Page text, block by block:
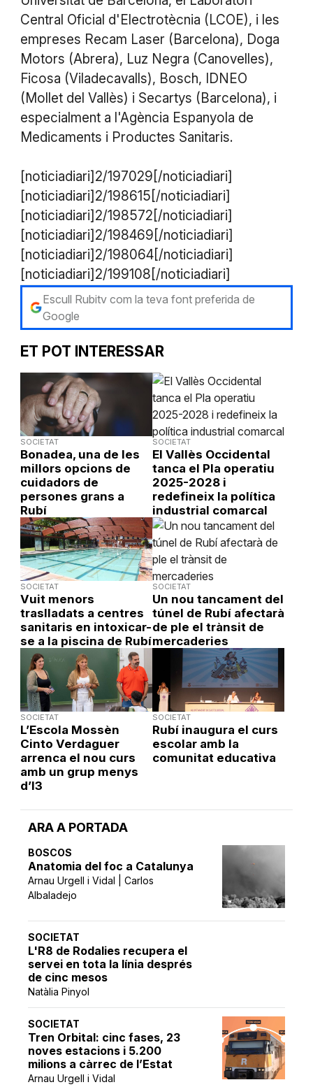
ARA A PORTADA
BOSCOS
Anatomia del foc a Catalunya
Arnau Urgell i Vidal | Carlos
Albaladejo
SOCIETAT
L'R8 de Rodalies recupera el
servei en tota la línia després
de cinc mesos
Natàlia Pinyol
SOCIETAT
Tren Orbital: cinc fases, 23
noves estacions i 5.200
milions a càrrec de l’Estat
Arnau Urgell i Vidal
Central Oficial d'Electrotècnia (LCOE), i les
empreses Recam Laser (Barcelona), Doga
Motors (Abrera), Luz Negra (Canovelles),
Ficosa (Viladecavalls), Bosch, IDNEO
(Mollet del Vallès) i Secartys (Barcelona), i
especialment a l'Agència Espanyola de
Medicaments i Productes Sanitaris.
[noticiadiari]2/197029[/noticiadiari]
[noticiadiari]2/198615[/noticiadiari]
[noticiadiari]2/198572[/noticiadiari]
[noticiadiari]2/198469[/noticiadiari]
[noticiadiari]2/198064[/noticiadiari]
[noticiadiari]2/199108[/noticiadiari]
Escull Rubitv com la teva font preferida de
Google
ET POT INTERESSAR
SOCIETAT
Bonadea, una de les
millors opcions de
cuidadors de
persones grans a
Rubí
SOCIETAT
El Vallès Occidental
tanca el Pla operatiu
2025-2028 i
redefineix la política
industrial comarcal
SOCIETAT
Vuit menors
traslladats a centres
sanitaris en intoxicar-
se a la piscina de Rubí
SOCIETAT
Un nou tancament del
túnel de Rubí afectarà
de ple el trànsit de
mercaderies
SOCIETAT
L’Escola Mossèn
Cinto Verdaguer
arrenca el nou curs
amb un grup menys
d’I3
SOCIETAT
Rubí inaugura el curs
escolar amb la
comunitat educativa